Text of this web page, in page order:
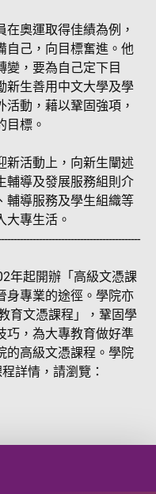
在奧運取得佳績為例，
自己，向目標奮進。他
變，要為自己定下目
新生善用中文大學及學
動，藉以鞏固強項，
目標。
新活動上，向新生闡述
輔導及發展服務組則介
輔導服務及學生組織等
大專生活。
年起開辦「高級文憑課
身專業的途徑。學院亦
育文憑課程」，鞏固學
巧，為大專教育做好準
的高級文憑課程。學院
詳情，請瀏覽：